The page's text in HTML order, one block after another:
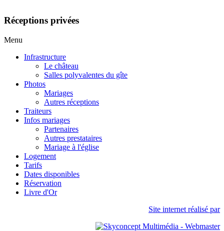
Réceptions privées
Menu
Infrastructure
Le château
Salles polyvalentes du gîte
Photos
Mariages
Autres réceptions
Traiteurs
Infos mariages
Partenaires
Autres prestataires
Mariage à l'église
Logement
Tarifs
Dates disponibles
Réservation
Livre d'Or
Site internet réalisé par